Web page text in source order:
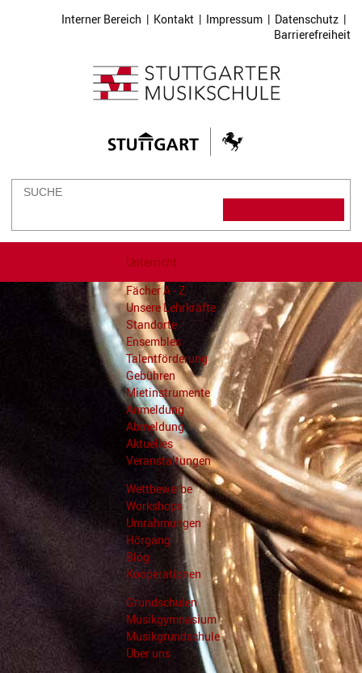
Interner Bereich | Kontakt | Impressum | Datenschutz |
Barrierefreiheit
Unterricht
Fächer A - Z
Unsere Lehrkräfte
Standorte
Ensembles
Talentförderung
Gebühren
Mietinstrumente
Anmeldung
Abmeldung
Aktuelles
Veranstaltungen
Wettbewerbe
Workshops
Umrahmungen
Hörgang
Blog
Kooperationen
Grundschulen
Musikgymnasium
Musikgrundschule
Über uns